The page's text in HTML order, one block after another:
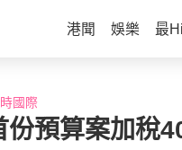
港聞 娛樂 最
國際
份預算案加稅